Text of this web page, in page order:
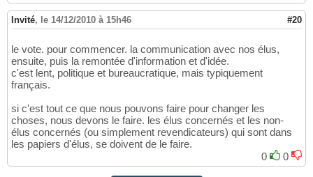
Invité, le 14/12/2010 à 15h46 #20
le vote. pour commencer. la communication avec nos élus,
ensuite, puis la remontée d'information et d'idée.
c'est lent, politique et bureaucratique, mais typiquement
français.
si c'est tout ce que nous pouvons faire pour changer les
choses, nous devons le faire. les élus concernés et les non-
élus concernés (ou simplement revendicateurs) qui sont dans
les papiers d'élus, se doivent de le faire.
0
0